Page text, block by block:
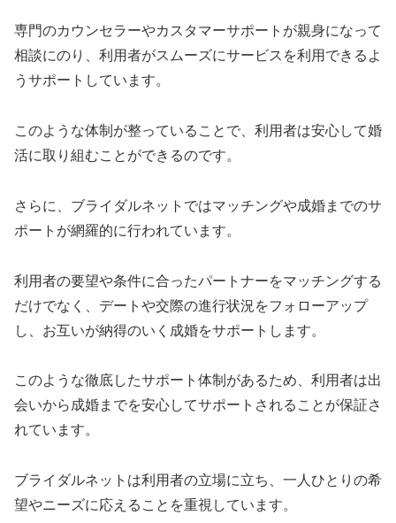
専門のカウンセラーやカスタマーサポートが親身になって
相談にのり、利用者がスムーズにサービスを利用できるよ
うサポートしています。
このような体制が整っていることで、利用者は安心して婚
活に取り組むことができるのです。
さらに、ブライダルネットではマッチングや成婚までのサ
ポートが網羅的に行われています。
利用者の要望や条件に合ったパートナーをマッチングする
だけでなく、デートや交際の進行状況をフォローアップ
し、お互いが納得のいく成婚をサポートします。
このような徹底したサポート体制があるため、利用者は出
会いから成婚までを安心してサポートされることが保証さ
れています。
ブライダルネットは利用者の立場に立ち、一人ひとりの希
望やニーズに応えることを重視しています。